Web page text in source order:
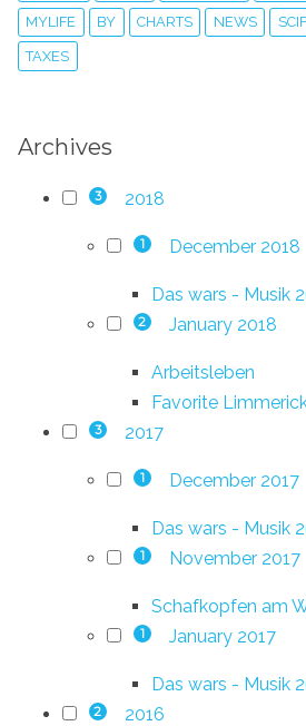
MYLIFE BY CHARTS NEWS
TAXES
Archives
3 2018
1 December 2018
Das wars - Musik
2 January 2018
Arbeitsleben
Favorite
3 2017
1 December 2017
Das wars - Musik
1 November 2017
Schafkopfen am
1 January 2017
Das wars - Musik
2 2016